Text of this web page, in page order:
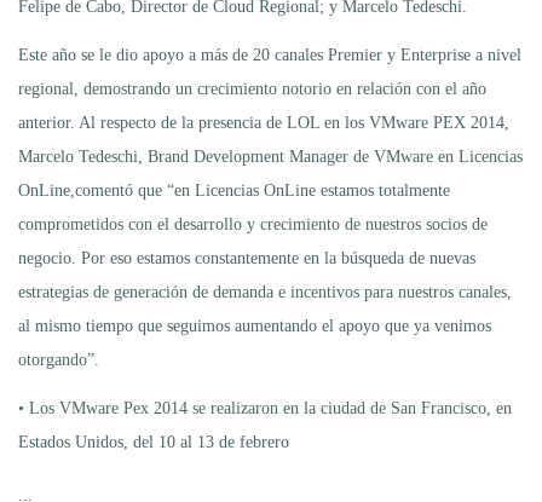
Felipe de Cabo, Director de Cloud Regional; y Marcelo Tedeschi.
Este año se le dio apoyo a más de 20 canales Premier y Enterprise a nivel
regional, demostrando un crecimiento notorio en relación con el año
anterior. Al respecto de la presencia de LOL en los VMware PEX 2014,
Marcelo Tedeschi, Brand Development Manager de VMware en Licencias
OnLine,comentó que “en Licencias OnLine estamos totalmente
comprometidos con el desarrollo y crecimiento de nuestros socios de
negocio. Por eso estamos constantemente en la búsqueda de nuevas
estrategias de generación de demanda e incentivos para nuestros canales,
al mismo tiempo que seguimos aumentando el apoyo que ya venimos
otorgando”.
• Los VMware Pex 2014 se realizaron en la ciudad de San Francisco, en
Estados Unidos, del 10 al 13 de febrero